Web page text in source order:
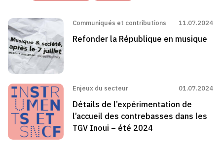
Communiqués et contributions 11.07.2024
Refonder la République en musique
Enjeux du secteur 01.07.2024
Détails de l’expérimentation de
l’accueil des contrebasses dans les
TGV Inoui – été 2024